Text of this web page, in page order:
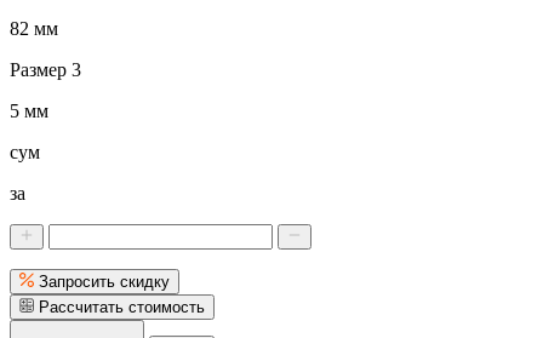
82 мм
Размер 3
5 мм
сум
за
Запросить скидку
Рассчитать стоимость